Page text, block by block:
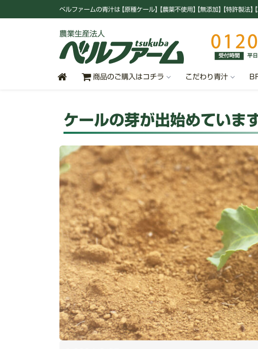
ベルファームの青汁は【原種ケール】【農薬不使用】【無添加】【特許製法】
商品のご購入はコチラ こだわり青汁
ケールの芽が出始めていま